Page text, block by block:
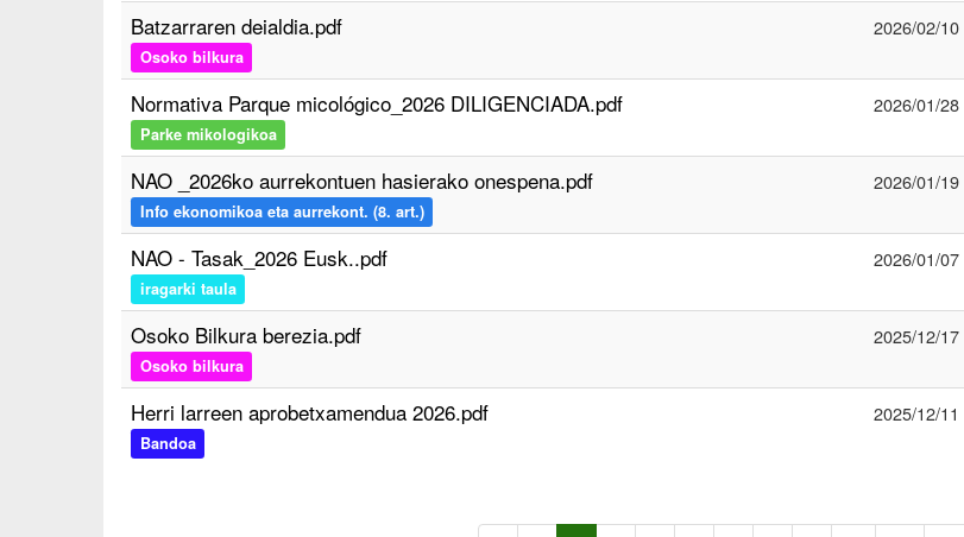
Batzarraren deialdia.pdf
Osoko bilkura
2026/02/10
Normativa Parque micológico_2026 DILIGENCIADA.pdf
Parke mikologikoa
2026/01/28
NAO _2026ko aurrekontuen hasierako onespena.pdf
Info ekonomikoa eta aurrekont. (8. art.)
2026/01/19
NAO - Tasak_2026 Eusk..pdf
iragarki taula
2026/01/07
Osoko Bilkura berezia.pdf
Osoko bilkura
2025/12/17
Herri larreen aprobetxamendua 2026.pdf
Bandoa
2025/12/11